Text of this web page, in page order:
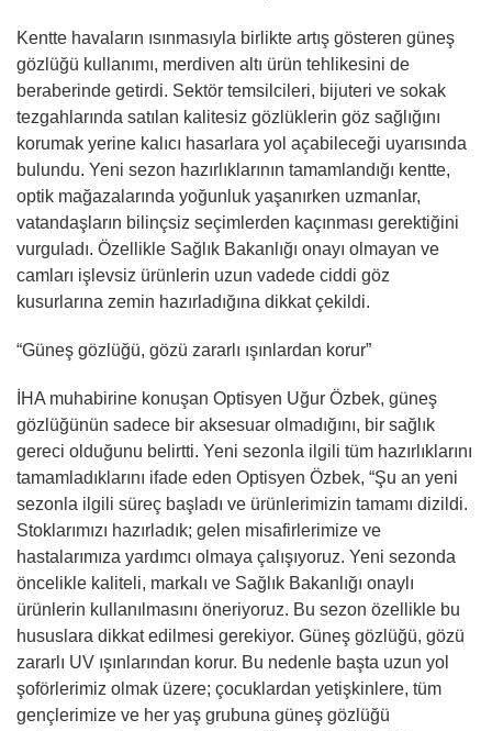
Kentte havaların ısınmasıyla birlikte artış gösteren güneş
gözlüğü kullanımı, merdiven altı ürün tehlikesini de
beraberinde getirdi. Sektör temsilcileri, bijuteri ve sokak
tezgahlarında satılan kalitesiz gözlüklerin göz sağlığını
korumak yerine kalıcı hasarlara yol açabileceği uyarısında
bulundu. Yeni sezon hazırlıklarının tamamlandığı kentte,
optik mağazalarında yoğunluk yaşanırken uzmanlar,
vatandaşların bilinçsiz seçimlerden kaçınması gerektiğini
vurguladı. Özellikle Sağlık Bakanlığı onayı olmayan ve
camları işlevsiz ürünlerin uzun vadede ciddi göz
kusurlarına zemin hazırladığına dikkat çekildi.
“Güneş gözlüğü, gözü zararlı ışınlardan korur”
İHA muhabirine konuşan Optisyen Uğur Özbek, güneş
gözlüğünün sadece bir aksesuar olmadığını, bir sağlık
gereci olduğunu belirtti. Yeni sezonla ilgili tüm hazırlıklarını
tamamladıklarını ifade eden Optisyen Özbek, “Şu an yeni
sezonla ilgili süreç başladı ve ürünlerimizin tamamı dizildi.
Stoklarımızı hazırladık; gelen misafirlerimize ve
hastalarımıza yardımcı olmaya çalışıyoruz. Yeni sezonda
öncelikle kaliteli, markalı ve Sağlık Bakanlığı onaylı
ürünlerin kullanılmasını öneriyoruz. Bu sezon özellikle bu
hususlara dikkat edilmesi gerekiyor. Güneş gözlüğü, gözü
zararlı UV ışınlarından korur. Bu nedenle başta uzun yol
şoförlerimiz olmak üzere; çocuklardan yetişkinlere, tüm
gençlerimize ve her yaş grubuna güneş gözlüğü